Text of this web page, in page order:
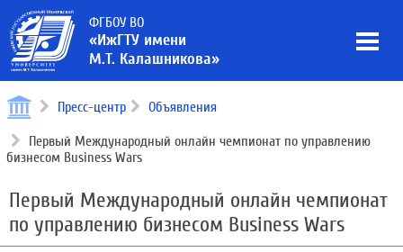
ФГБОУ ВО
«ИжГТУ имени
М.Т. Калашникова»
Пресс-центр Объявления
Первый Международный онлайн чемпионат по управлению
бизнесом Business Wars
Первый Международный онлайн чемпионат
по управлению бизнесом Business Wars